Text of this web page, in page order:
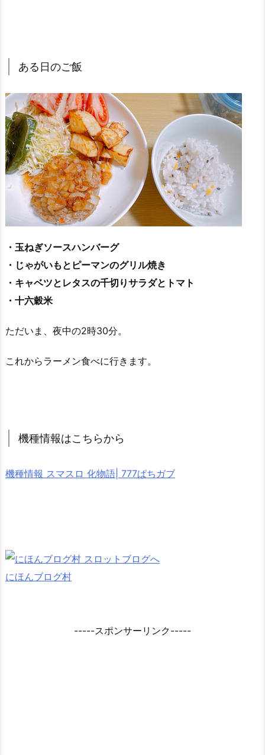
ある日のご飯
・玉ねぎソースハンバーグ
・じゃがいもとピーマンのグリル焼き
・キャベツとレタスの千切りサラダとトマト
・十六穀米
ただいま、夜中の2時30分。
これからラーメン食べに行きます。
機種情報はこちらから
機種情報 スマスロ 化物語| 777ぱちガブ
にほんブログ村
-----スポンサーリンク-----